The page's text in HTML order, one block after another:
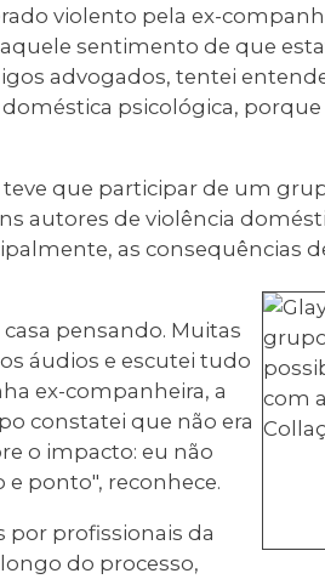
violento pela ex-
sentimento de que
advogados, tentei
psicológica,
teve que participar de um
autores de violência
as consequências
pensando. Muitas
áudios e escutei tudo
ex-companheira, a
constatei que não era
o impacto: eu não
ponto", reconhece.
por profissionais da
do processo,